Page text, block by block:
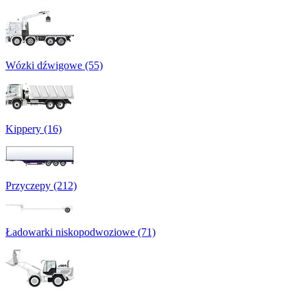
Wózki dźwigowe (55)
Kippery (16)
Przyczepy (212)
Ładowarki niskopodwoziowe (71)